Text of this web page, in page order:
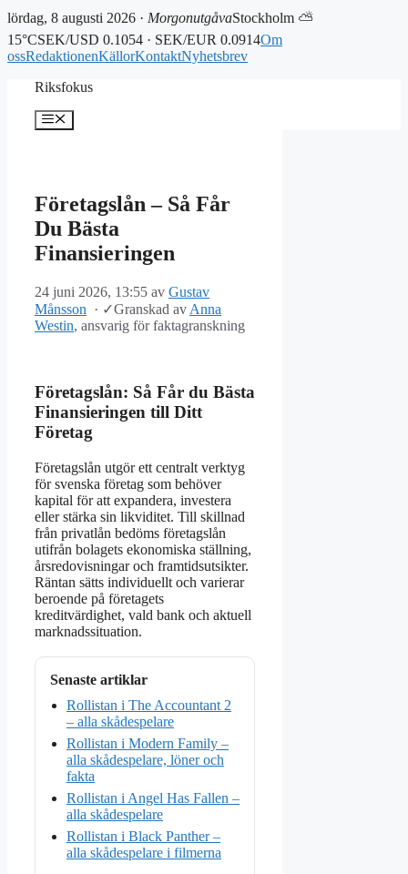
lördag, 8 augusti 2026 · MorgonutgåvaStockholm ⛅
15°CSEK/USD 0.1054 · SEK/EUR 0.0914Om
ossRedaktionenKällorKontaktNyhetsbrev
Riksfokus
Meny
Företagslån – Så Får
Du Bästa
Finansieringen
24 juni 2026, 13:55 av Gustav
Månsson
· ✓Granskad av Anna
Westin, ansvarig för faktagranskning
Företagslån: Så Får du Bästa
Finansieringen till Ditt
Företag
Företagslån utgör ett centralt verktyg
för svenska företag som behöver
kapital för att expandera, investera
eller stärka sin likviditet. Till skillnad
från privatlån bedöms företagslån
utifrån bolagets ekonomiska ställning,
årsredovisningar och framtidsutsikter.
Räntan sätts individuellt och varierar
beroende på företagets
kreditvärdighet, vald bank och aktuell
marknadssituation.
Senaste artiklar
Rollistan i The Accountant 2
– alla skådespelare
Rollistan i Modern Family –
alla skådespelare, löner och
fakta
Rollistan i Angel Has Fallen –
alla skådespelare
Rollistan i Black Panther –
alla skådespelare i filmerna